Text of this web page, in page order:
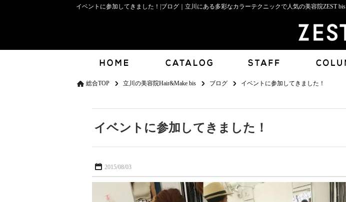
イベントに参加してきました！|ブログ｜立川にある多彩なカラーテクニックで人気の美容院ZEST bis
総合TOP 立川の美容院Hair&Make bis ブログ イベントに参加してきました！
イベントに参加してきました！
2015/08/03